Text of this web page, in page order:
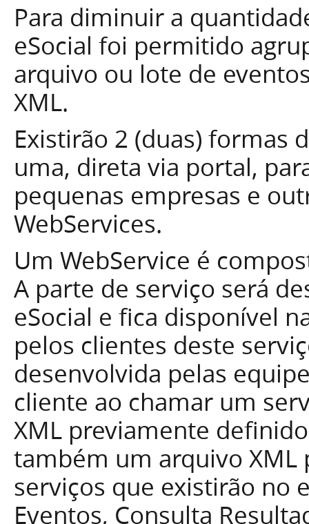
Para diminuir a
eSocial foi permitido
arquivo ou lote de
XML.
Existirão 2 (duas) formas
uma, direta via portal,
pequenas empresas e
WebServices.
Um WebService é
A parte de serviço será
eSocial e fica disponível
pelos clientes deste
desenvolvida pelas
cliente ao chamar um
XML previamente
também um arquivo
serviços que existirão no
Eventos, Consulta